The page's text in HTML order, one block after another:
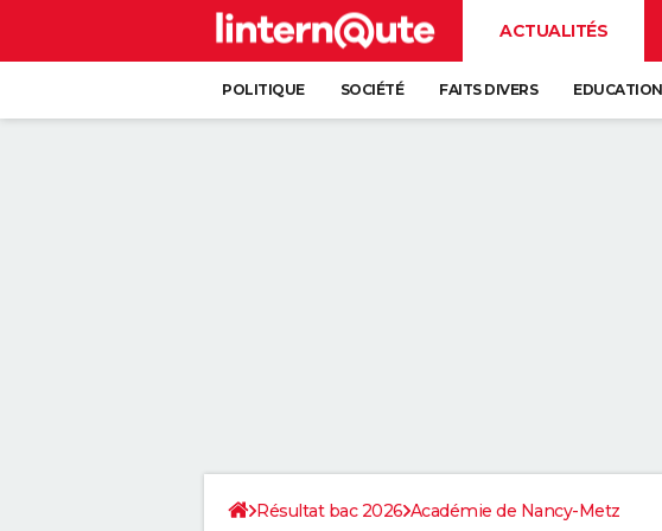
ACTUALITÉS
POLITIQUE SOCIÉTÉ FAITS DIVERS EDUCATION
Résultat bac 2026 Académie de Nancy-Metz